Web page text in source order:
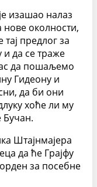
изашао налаз
околности,
предлог за
да се траже
да пошаљемо
Гидеону и
да би они
хоће ли му
Бучан.
Штајнмајера
да ће Грајфу
за посебне